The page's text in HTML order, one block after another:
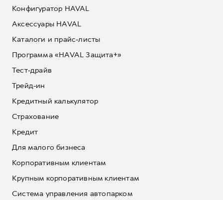
Конфигуратор HAVAL
Аксессуары HAVAL
Каталоги и прайс-листы
Программа «HAVAL Защита+»
Тест-драйв
Трейд-ин
Кредитный калькулятор
Страхование
Кредит
Для малого бизнеса
Корпоративным клиентам
Крупным корпоративным клиентам
Система управления автопарком